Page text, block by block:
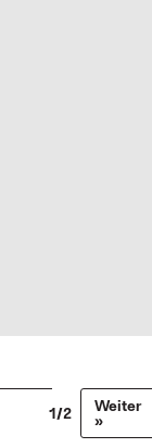
1/2
Weiter
»